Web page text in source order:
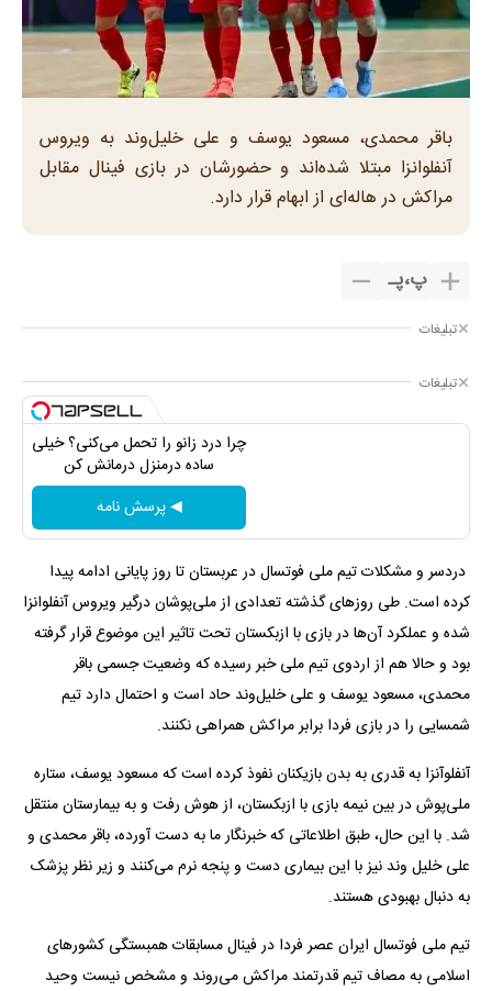
باقر محمدی، مسعود یوسف و علی خلیل‌وند به ویروس
آنفلوانزا مبتلا شده‌اند و حضورشان در بازی فینال مقابل
مراکش در هاله‌ای از ابهام قرار دارد.
پ،پـ
تبلیغات
تبلیغات
چرا درد زانو را تحمل می‌کنی؟ خیلی
ساده درمنزل درمانش کن
◀ پرسش نامه
​ دردسر و مشکلات تیم ملی فوتسال در عربستان تا روز پایانی ادامه پیدا
کرده است‌. طی روزهای گذشته تعدادی از ملی‌پوشان درگیر ویروس آنفلوانزا
شده و عملکرد آن‌ها در بازی با ازبکستان تحت تاثیر این موضوع قرار گرفته
بود و حالا هم از اردوی تیم ملی خبر رسیده که وضعیت جسمی باقر
محمدی، مسعود یوسف و علی خلیل‌وند حاد است و احتمال دارد تیم
شمسایی را در بازی فردا برابر مراکش همراهی نکنند.
آنفلوآنزا به قدری به بدن بازیکنان نفوذ کرده است که مسعود یوسف، ستاره
ملی‌پوش در بین نیمه بازی با ازبکستان، از هوش رفت و به بیمارستان منتقل
شد. با این حال، طبق اطلاعاتی که خبرنگار ما به دست آورده، باقر محمدی و
علی خلیل وند نیز با این بیماری دست و پنجه نرم می‌کنند و زیر نظر پزشک
به دنبال بهبودی هستند.
تیم ملی فوتسال ایران عصر فردا در فینال مسابقات همبستگی کشورهای
اسلامی به مصاف تیم قدرتمند مراکش می‌‌روند و مشخص نیست وحید